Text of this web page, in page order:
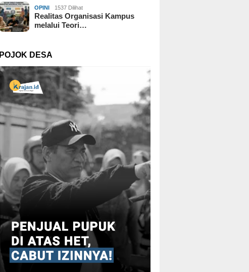
OPINI 1537 Dilihat
Realitas Organisasi Kampus
melalui Teori…
POJOK DESA